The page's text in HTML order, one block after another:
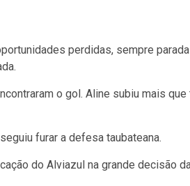
perdidas, sempre
o gol. Aline subiu mais
furar a defesa taubateana.
do Alviazul na grande decisão